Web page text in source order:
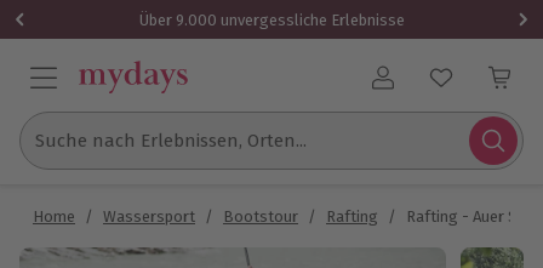
Über 9.000 unvergessliche Erlebnisse
Benutzerkonto
Suche nach Erlebnissen, Orten...
Home / Wassersport / Bootstour / Rafting / Rafting - Auer